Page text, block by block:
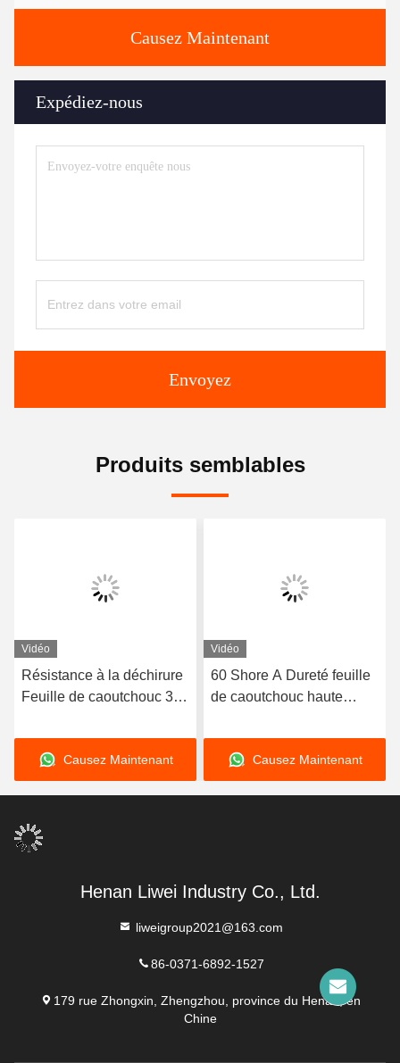
Causez Maintenant
Expédiez-nous
Envoyez
Produits semblables
Vidéo
Résistance à la déchirure
Feuille de caoutchouc 30
résistance au
vieillissement Tailles 1-50
mm X 06-2 m X 1-20 m
industrielles lourdes
Causez Maintenant
Vidéo
60 Shore A Dureté feuille
de caoutchouc haute
excellente résistance
Idéal pour les joints
d'étanchéité thermique et
Causez Maintenant
Henan Liwei Industry Co., Ltd.
liweigroup2021@163.com
86-0371-6892-1527
179 rue Zhongxin, Zhengzhou, province du Henan, en
Chine